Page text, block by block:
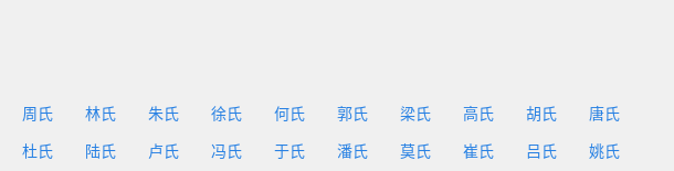
周氏 林氏 朱氏 徐氏 何氏 郭氏 梁氏 高氏 胡氏 唐氏
杜氏 陆氏 卢氏 冯氏 于氏 潘氏 莫氏 崔氏 吕氏 姚氏